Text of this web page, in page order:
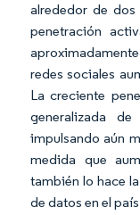
alrededor de dos
penetración
redes sociales
La creciente
generalizada
impulsando aún
medida que
también lo hace
de datos en el